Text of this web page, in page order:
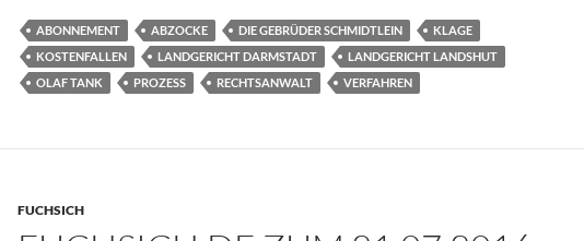
ABONNEMENT ABZOCKE DIE GEBRÜDER SCHMIDTLEIN
KLAGE
KOSTENFALLEN
LANDGERICHT DARMSTADT
LANDGERICHT LANDSHUT
OLAF TANK
PROZESS RECHTSANWALT VERFAHREN
FUCHSICH